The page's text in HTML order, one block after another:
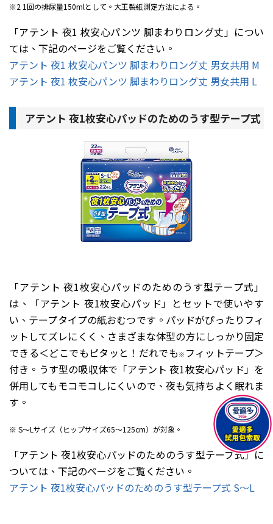
※2 1回の排尿量150mlとして。大王製紙測定方法による。
「アテント 夜1 枚安心パンツ 脚まわりロング丈」につい
ては、下記のページをご覧ください。
アテント 夜1 枚安心パンツ 脚まわりロング丈 男女共用 M
アテント 夜1 枚安心パンツ 脚まわりロング丈 男女共用 L
アテント 夜1枚安心パッドのためのうす型テープ式
「アテント 夜1枚安心パッドのためのうす型テープ式」
は、「アテント 夜1枚安心パッド」とセットで使いやす
い、テープタイプの紙おむつです。パッドがぴったりフィ
ットしてズレにくく、さまざまな体型の方にしっかり固定
できる＜どこでもピタッと！だれでも ※ フィットテープ＞
付き。うす型の吸収体で「アテント 夜1枚安心パッド」を
併用してもモコモコしにくいので、夜も気持ちよく眠れま
す。
※ S～Lサイズ（ヒップサイズ65～125cm）が対象。
「アテント 夜1枚安心パッドのためのうす型テープ式」に
ついては、下記のページをご覧ください。
アテント 夜1枚安心パッドのためのうす型テープ式 S～L